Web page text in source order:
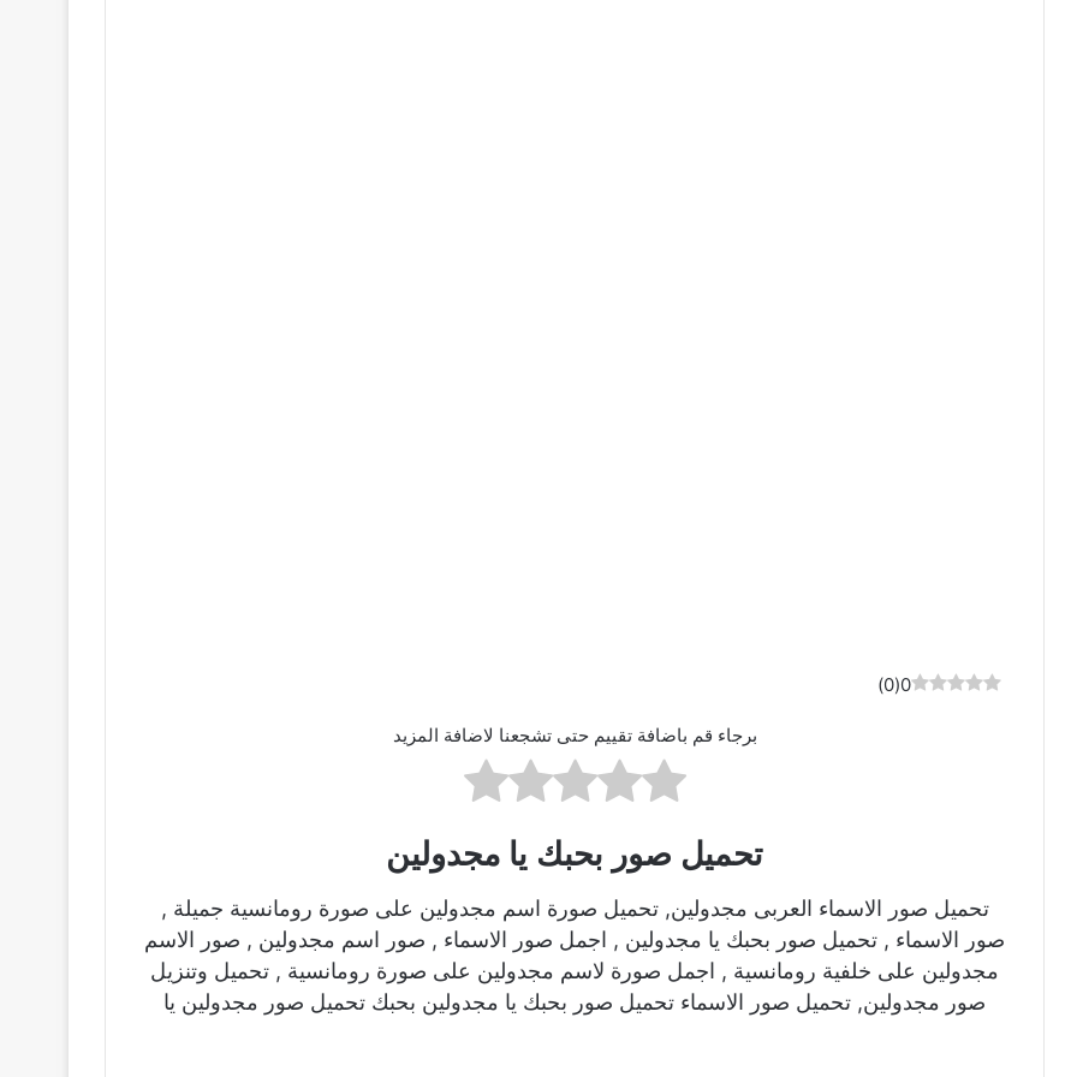
0
(
0
)
برجاء قم باضافة تقييم حتى تشجعنا لاضافة المزيد
تحميل صور بحبك يا مجدولين
تحميل صور الاسماء العربى مجدولين, تحميل صورة اسم مجدولين على صورة رومانسية جميلة ,
صور الاسماء , تحميل صور بحبك يا مجدولين , اجمل صور الاسماء , صور اسم مجدولين , صور الاسم
مجدولين على خلفية رومانسية , اجمل صورة لاسم مجدولين على صورة رومانسية , تحميل وتنزيل
صور مجدولين, تحميل صور الاسماء تحميل صور بحبك يا مجدولين بحبك تحميل صور مجدولين يا